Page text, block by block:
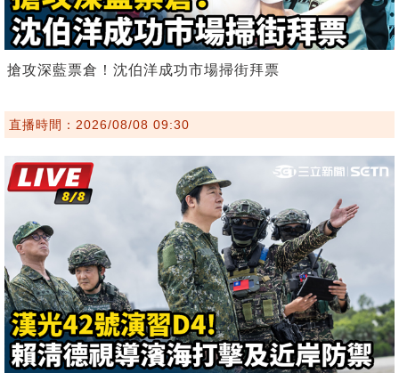
搶攻深藍票倉！沈伯洋成功市場掃街拜票
直播時間：2026/08/08 09:30